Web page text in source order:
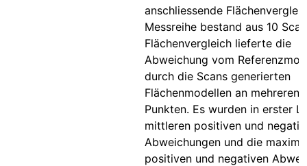
anschliessende
Messreihe bestand aus 10
Flächenvergleich lieferte die
Abweichung vom
durch die Scans generierten
Flächenmodellen an mehreren
Punkten. Es wurden in erster
mittleren positiven und
Abweichungen und die
positiven und negativen